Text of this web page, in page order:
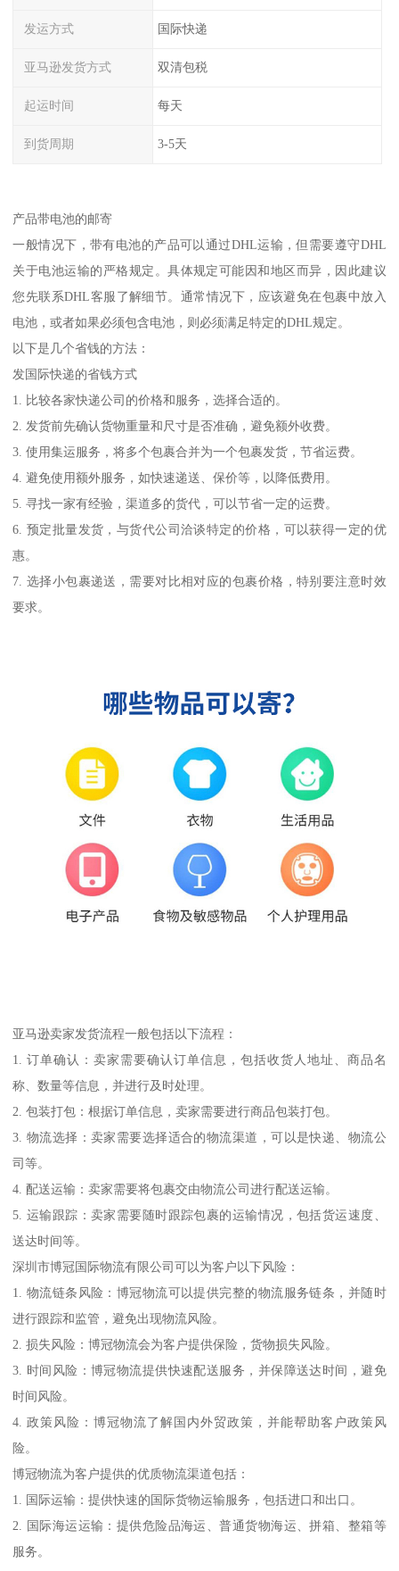
发运方式 国际快递
亚马逊发货方式 双清包税
起运时间 每天
到货周期 3-5天
产品带电池的邮寄
一般情况下，带有电池的产品可以通过DHL运输，但需要遵守DHL
关于电池运输的严格规定。具体规定可能因和地区而异，因此建议
您先联系DHL客服了解细节。通常情况下，应该避免在包裹中放入
电池，或者如果必须包含电池，则必须满足特定的DHL规定。
以下是几个省钱的方法：
发国际快递的省钱方式
1. 比较各家快递公司的价格和服务，选择合适的。
2. 发货前先确认货物重量和尺寸是否准确，避免额外收费。
3. 使用集运服务，将多个包裹合并为一个包裹发货，节省运费。
4. 避免使用额外服务，如快速递送、保价等，以降低费用。
5. 寻找一家有经验，渠道多的货代，可以节省一定的运费。
6. 预定批量发货，与货代公司洽谈特定的价格，可以获得一定的优
惠。
7. 选择小包裹递送，需要对比相对应的包裹价格，特别要注意时效
要求。
亚马逊卖家发货流程一般包括以下流程：
1. 订单确认：卖家需要确认订单信息，包括收货人地址、商品名
称、数量等信息，并进行及时处理。
2. 包装打包：根据订单信息，卖家需要进行商品包装打包。
3. 物流选择：卖家需要选择适合的物流渠道，可以是快递、物流公
司等。
4. 配送运输：卖家需要将包裹交由物流公司进行配送运输。
5. 运输跟踪：卖家需要随时跟踪包裹的运输情况，包括货运速度、
送达时间等。
深圳市博冠国际物流有限公司可以为客户以下风险：
1. 物流链条风险：博冠物流可以提供完整的物流服务链条，并随时
进行跟踪和监管，避免出现物流风险。
2. 损失风险：博冠物流会为客户提供保险，货物损失风险。
3. 时间风险：博冠物流提供快速配送服务，并保障送达时间，避免
时间风险。
4. 政策风险：博冠物流了解国内外贸政策，并能帮助客户政策风
险。
博冠物流为客户提供的优质物流渠道包括：
1. 国际运输：提供快速的国际货物运输服务，包括进口和出口。
2. 国际海运运输：提供危险品海运、普通货物海运、拼箱、整箱等
服务。